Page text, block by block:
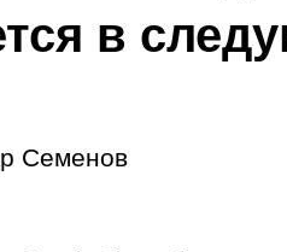
в
Семенов